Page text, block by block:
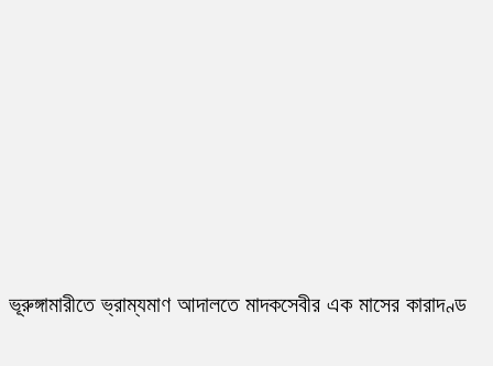
ভূরুঙ্গামারীতে ভ্রাম্যমাণ আদালতে মাদকসেবীর এক মাসের কারাদণ্ড